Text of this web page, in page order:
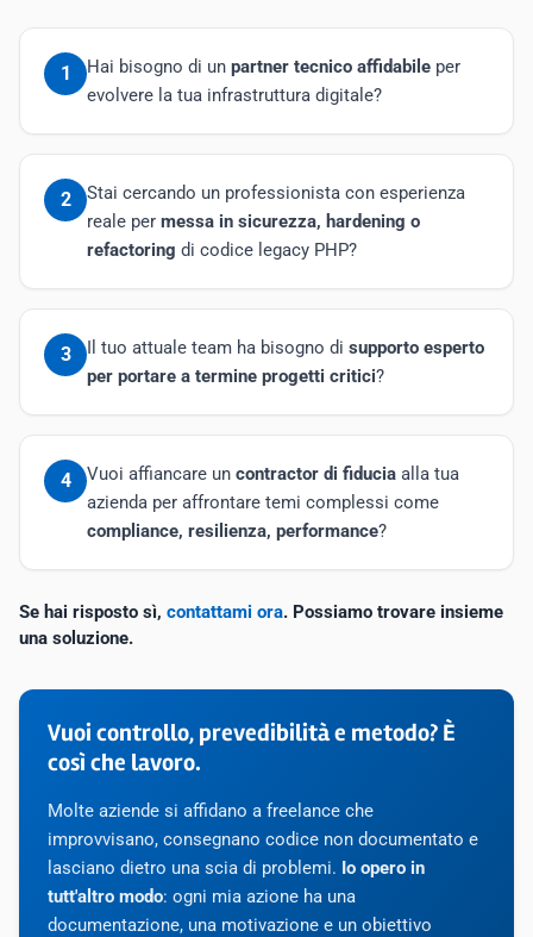
1 Hai bisogno di un partner tecnico affidabile per
evolvere la tua infrastruttura digitale?
2
Stai cercando un professionista con esperienza
reale per messa in sicurezza, hardening o
refactoring di codice legacy PHP?
3 Il tuo attuale team ha bisogno di supporto esperto
per portare a termine progetti critici?
4 Vuoi affiancare un contractor di fiducia alla tua
azienda per affrontare temi complessi come
compliance, resilienza, performance?
Se hai risposto sì, contattami ora. Possiamo trovare insieme
una soluzione.
Vuoi controllo, prevedibilità e metodo? È
così che lavoro.
Molte aziende si affidano a freelance che
improvvisano, consegnano codice non documentato e
lasciano dietro una scia di problemi. Io opero in
tutt'altro modo: ogni mia azione ha una
documentazione, una motivazione e un obiettivo